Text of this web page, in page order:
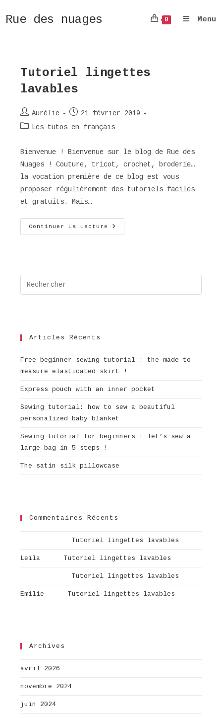
content
Rue des nuages 0 Menu
Tutoriel lingettes
lavables
Auteur/autrice
de
Aurélie
Publication
publiée :
21 février 2019
PostLes tutos en français
Bienvenue ! Bienvenue sur le blog de Rue des
Nuages ! Couture, tricot, crochet, broderie…
la vocation première de ce blog est vous
proposer régulièrement des tutoriels faciles
et gratuits. Mais…
Continuer La Lecture
Tutoriel
Lingettes
Articles Récents
Free beginner sewing tutorial : the made-to-
measure elasticated skirt !
Express pouch with an inner pocket
Sewing tutorial: how to sew a beautiful
personalized baby blanket
Sewing tutorial for beginners : let’s sew a
large bag in 5 steps !
The satin silk pillowcase
Commentaires Récents
dansTutoriel lingettes lavables
Leïla dansTutoriel lingettes lavables
dansTutoriel lingettes lavables
Emilie dansTutoriel lingettes lavables
Archives
avril 2026
novembre 2024
juin 2024